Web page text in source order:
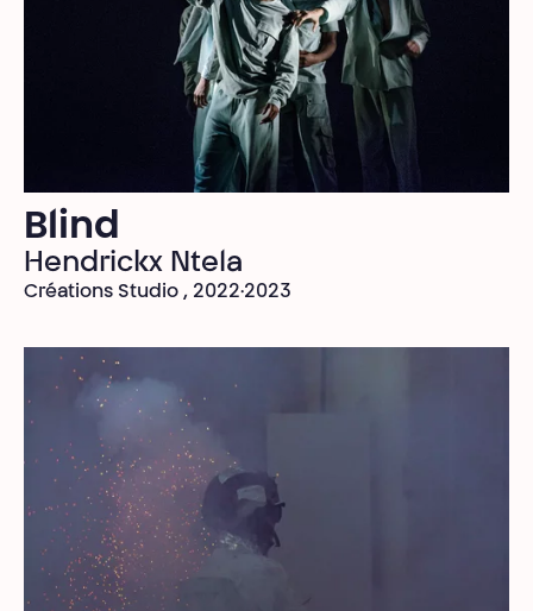
Blind
Hendrickx Ntela
Créations Studio , 2022·2023